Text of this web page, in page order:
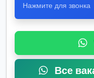
Нажмите для звонка
Все